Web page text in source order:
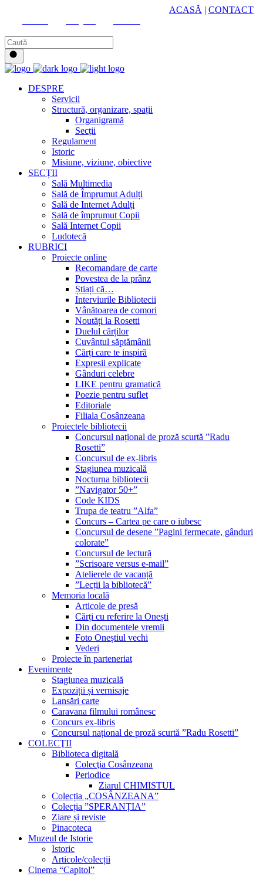
ACASĂ | CONTACT
DESPRE
Servicii
Structură, organizare, spații
Organigramă
Secții
Regulament
Istoric
Misiune, viziune, obiective
SECȚII
Sală Multimedia
Sală de Împrumut Adulți
Sală de Internet Adulți
Sală de împrumut Copii
Sală Internet Copii
Ludotecă
RUBRICI
Proiecte online
Recomandare de carte
Povestea de la prânz
Știați că…
Interviurile Bibliotecii
Vânătoarea de comori
Noutăți la Rosetti
Duelul cărților
Cuvântul săptămânii
Cărți care te inspiră
Expresii explicate
Gânduri celebre
LIKE pentru gramatică
Poezie pentru suflet
Editoriale
Filiala Cosânzeana
Proiectele bibliotecii
Concursul național de proză scurtă ”Radu
Rosetti”
Concursul de ex-libris
Stagiunea muzicală
Nocturna bibliotecii
”Navigator 50+”
Code KIDS
Trupa de teatru ”Alfa”
Concurs – Cartea pe care o iubesc
Concursul de desene ”Pagini fermecate, gânduri
colorate”
Concursul de lectură
”Scrisoare versus e-mail”
Atelierele de vacanță
”Lecții la bibliotecă”
Memoria locală
Articole de presă
Cărți cu referire la Onești
Din documentele vremii
Foto Oneștiul vechi
Vederi
Proiecte în parteneriat
Evenimente
Stagiunea muzicală
Expoziții și vernisaje
Lansări carte
Caravana filmului românesc
Concurs ex-libris
Concursul național de proză scurtă ”Radu Rosetti”
COLECŢII
Biblioteca digitală
Colecţia Cosânzeana
Periodice
Ziarul CHIMISTUL
Colecția „COSÂNZEANA”
Colecția ”SPERANȚIA”
Ziare și reviste
Pinacoteca
Muzeul de Istorie
Istoric
Articole/colecții
Cinema “Capitol”